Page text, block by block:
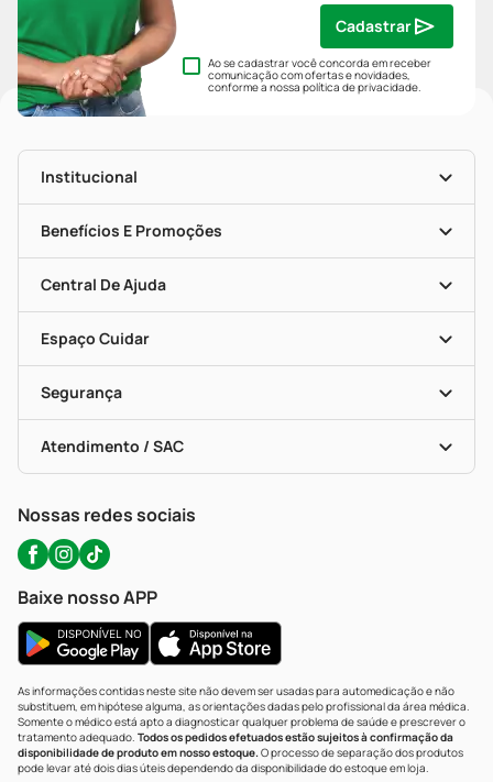
Ao se cadastrar você concorda em receber
comunicação com ofertas e novidades,
conforme a nossapolítica de privacidade.
Cadastrar
Institucional
História
Nossas Lojas
Mapa De Categorias
Blog Da PP
Seja Uma Loja Parceira
Benefícios E Promoções
Clube PP
Convênios
Programa Popular Do Brasil
Encarte De Ofertas
Dermaclub
Descontos De Laboratório (PBM)
Cupons E Ofertas
Central De Ajuda
Entrega
Recompra Programada
Compras Com Receita
Alomed (tele-Entrega)
Formas De Pagamento
Troca E Devolução
Bulas De A A Z
Políticas De Marketplace
Espaço Cuidar
Vacinas
Serviços Farmacêuticos
Testes Rápidos
Autoteste Covid-19
Segurança
Certificado De Segurança
Portal Da Privacidade
Atendimento / SAC
WhatsApp (47) 9202-1687
Nossas redes sociais
Baixe nosso APP
As informações contidas neste site não devem ser usadas para automedicação e não
substituem, em hipótese alguma, as orientações dadas pelo profissional da área médica.
Somente o médico está apto a diagnosticar qualquer problema de saúde e prescrever o
tratamento adequado. Todos os pedidos efetuados estão sujeitos à confirmação da
disponibilidade de produto em nosso estoque.O processo de separação dos produtos
pode levar até dois dias úteis dependendo da disponibilidade do estoque em loja.